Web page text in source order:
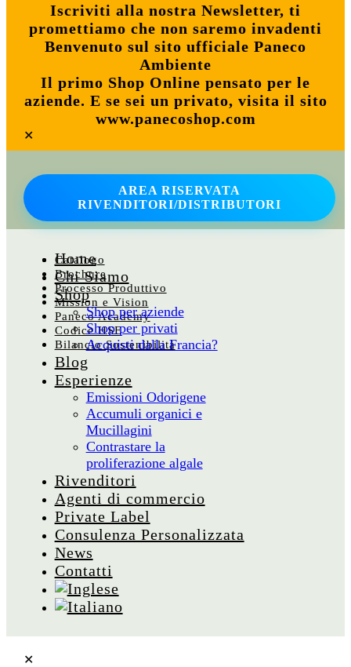
Iscriviti alla nostra Newsletter, ti
promettiamo che non saremo invadenti
Benvenuto sul sito ufficiale Paneco
Ambiente
Il primo Shop Online pensato per le
aziende. E se sei un privato, visita il sito
www.panecoshop.com
✕
AREA RISERVATA
RIVENDITORI/DISTRIBUTORI
Catalogo
Brochure
Processo Produttivo
Mission e Vision
Paneco Academy
Codice HSE
Bilancio Sostenibilità
Home
Chi Siamo
Shop
Shop per aziende
Shop per privati
Acquisti dalla Francia?
Blog
Esperienze
Emissioni Odorigene
Accumuli organici e
Mucillagini
Contrastare la
proliferazione algale
Rivenditori
Agenti di commercio
Private Label
Consulenza Personalizzata
News
Contatti
✕